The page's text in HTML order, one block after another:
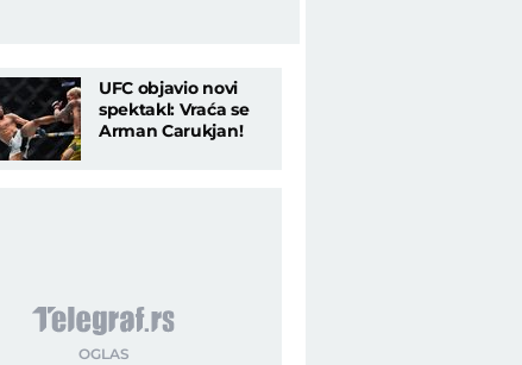
UFC objavio novi
spektakl: Vraća se
Arman Carukjan!